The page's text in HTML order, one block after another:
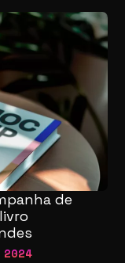
de
2024